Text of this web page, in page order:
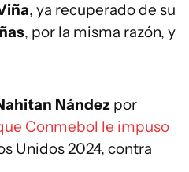
, ya recuperado de su
, por la misma razón, y
Nández por
Conmebol le impuso
Unidos 2024, contra